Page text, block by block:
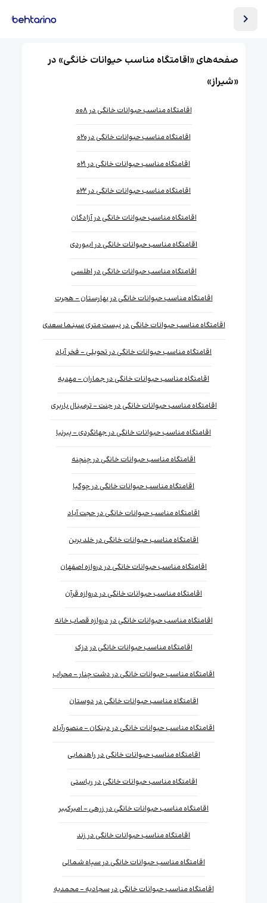
صفحه‌های «اقامتگاه مناسب حیوانات خانگی» در
«شیراز»
اقامتگاه مناسب حیوانات خانگی در ۰۰۸
اقامتگاه مناسب حیوانات خانگی در ۰۲۰
اقامتگاه مناسب حیوانات خانگی در ۰۲۱
اقامتگاه مناسب حیوانات خانگی در ۰۲۲
اقامتگاه مناسب حیوانات خانگی در آزادگان
اقامتگاه مناسب حیوانات خانگی در ابیوردی
اقامتگاه مناسب حیوانات خانگی در اطلسی
اقامتگاه مناسب حیوانات خانگی در بهارستان - هجرت
اقامتگاه مناسب حیوانات خانگی در بیست متری سینما سعدی
اقامتگاه مناسب حیوانات خانگی در تحویلی - فخر آباد
اقامتگاه مناسب حیوانات خانگی در جماران - مهدیه
اقامتگاه مناسب حیوانات خانگی در جنت - ترمینال باربری
اقامتگاه مناسب حیوانات خانگی در جهانگردی - پیرنیا
اقامتگاه مناسب حیوانات خانگی در چنچنه
اقامتگاه مناسب حیوانات خانگی در چوگیا
اقامتگاه مناسب حیوانات خانگی در حجت آباد
اقامتگاه مناسب حیوانات خانگی در خلد برین
اقامتگاه مناسب حیوانات خانگی در دروازه اصفهان
اقامتگاه مناسب حیوانات خانگی در دروازه قرآن
اقامتگاه مناسب حیوانات خانگی در دروازه قصاب خانه
اقامتگاه مناسب حیوانات خانگی در دزک
اقامتگاه مناسب حیوانات خانگی در دشت چنار - محراب
اقامتگاه مناسب حیوانات خانگی در دوستان
اقامتگاه مناسب حیوانات خانگی در دینکان - منصورآباد
اقامتگاه مناسب حیوانات خانگی در راهنمایی
اقامتگاه مناسب حیوانات خانگی در ریاستی
اقامتگاه مناسب حیوانات خانگی در زرهی - امیرکبیر
اقامتگاه مناسب حیوانات خانگی در زند
اقامتگاه مناسب حیوانات خانگی در سپاه شمالی
اقامتگاه مناسب حیوانات خانگی در سجادیه - محمدیه